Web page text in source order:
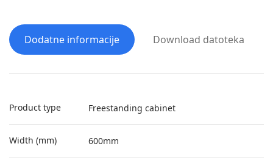
Dodatne informacije Download datoteka
Product type Freestanding cabinet
Width (mm) 600mm